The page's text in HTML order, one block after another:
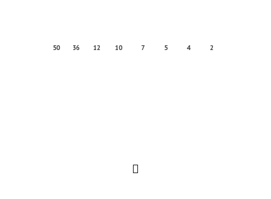
50 36 12 10 7 5 4 2